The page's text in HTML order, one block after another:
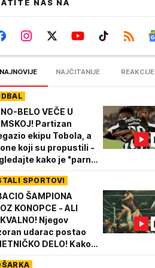
NAS NA
NAJNOVIJE NAJČITANIJE REAKCIJE
BELO VEČE U
Partizan
ekipu Tobola, a
koji su propustili -
kako je "parni
trijumfa
SPORTOVI
ŠAMPIONA
KONOPCE - ALI
Njegov
udarac postao
DELO! Kako